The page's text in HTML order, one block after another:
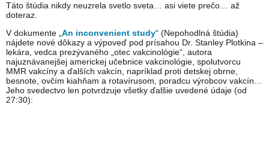
Táto štúdia nikdy neuzrela svetlo sveta… asi viete prečo… až
doteraz.
V dokumente „ An inconvenient study“ (Nepohodlná štúdia)
nájdete nové dôkazy a výpoveď pod prísahou Dr. Stanley Plotkina –
lekára, vedca prezývaného „otec vakcinológie“, autora
najuznávanejšej americkej učebnice vakcinológie, spolutvorcu
MMR vakcíny a ďalších vakcín, napríklad proti detskej obrne,
besnote, ovčím kiahňam a rotavírusom, poradcu výrobcov vakcín…
Jeho svedectvo len potvrdzuje všetky ďalšie uvedené údaje (od
27:30):